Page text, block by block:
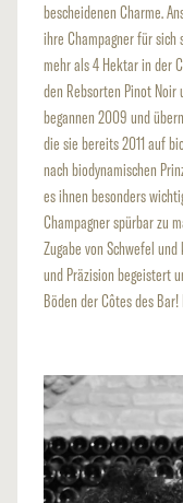
bescheidenen Charme.
ihre Champagner für
mehr als 4 Hektar in der
den Rebsorten Pinot Noir
begannen 2009 und
die sie bereits 2011 auf
nach biodynamischen
es ihnen besonders
Champagner spürbar zu
Zugabe von Schwefel
und Präzision begeistert
Böden der Côtes des